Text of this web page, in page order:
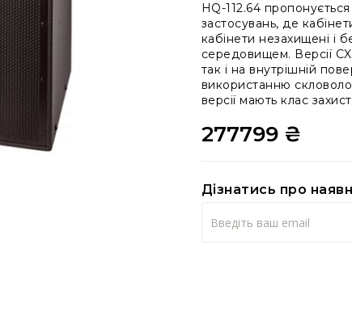
HQ-112.64
застосувань, де
кабінети незахищені і
середовищем. Версії
так і на внутрішній
використанню
версії мають клас
277799 ₴
Дізнатись про